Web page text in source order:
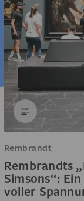
Rembrandt
Rembrandts
Simsons“:
voller